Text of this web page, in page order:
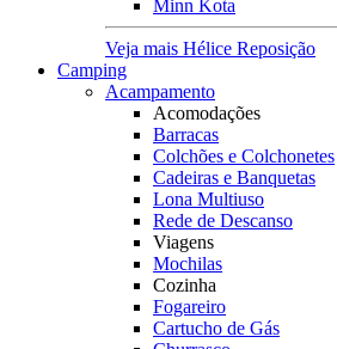
Minn Kota
Veja mais Hélice Reposição
Camping
Acampamento
Acomodações
Barracas
Colchões e Colchonetes
Cadeiras e Banquetas
Lona Multiuso
Rede de Descanso
Viagens
Mochilas
Cozinha
Fogareiro
Cartucho de Gás